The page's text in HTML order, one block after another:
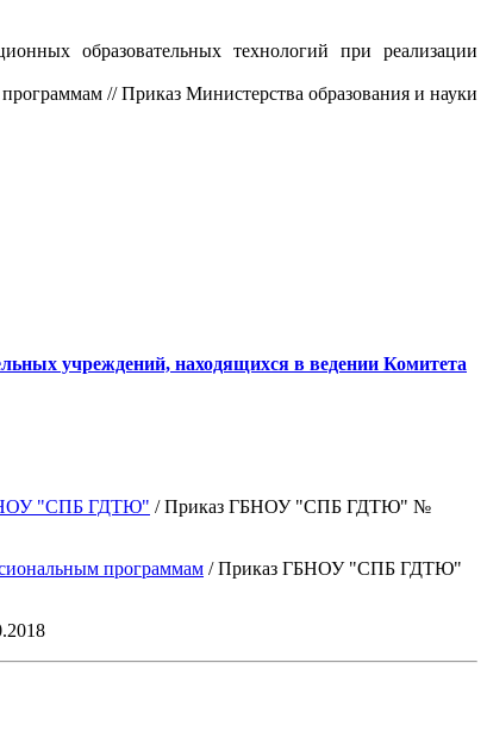
образовательных технологий при реализации
// Приказ Министерства образования и науки
учреждений, находящихся в ведении Комитета
"СПБ ГДТЮ" / Приказ ГБНОУ "СПБ ГДТЮ" №
программам / Приказ ГБНОУ "СПБ ГДТЮ"